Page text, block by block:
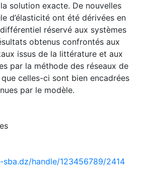
solution exacte. De nouvelles
d’élasticité ont été dérivées en
réservé aux systèmes
obtenus confrontés aux
issus de la littérature et aux
par la méthode des réseaux de
celles-ci sont bien encadrées
par le modèle.
handle/123456789/2414